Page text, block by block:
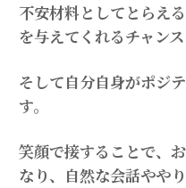
不安材料としてとらえ
を与えてくれるチャン
そして自分自身がポジ
す。
笑顔で接することで、
なり、自然な会話やや